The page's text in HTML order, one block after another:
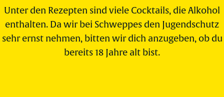
Unter den Rezepten sind viele Cocktails, die Alkohol
enthalten. Da wir bei Schweppes den Jugendschutz
sehr ernst nehmen, bitten wir dich anzugeben, ob du
bereits 18 Jahre alt bist.